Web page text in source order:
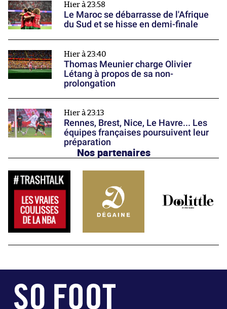
Hier à 23:58
Le Maroc se débarrasse de l'Afrique
du Sud et se hisse en demi-finale
Hier à 23:40
Thomas Meunier charge Olivier
Létang à propos de sa non-
prolongation
Hier à 23:13
Rennes, Brest, Nice, Le Havre... Les
équipes françaises poursuivent leur
préparation
Nos partenaires